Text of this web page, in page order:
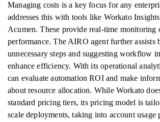
Managing costs is a key focus for any
addresses this with tools like Workato
Acumen. These provide real-time monitoring
performance. The AIRO agent further assists
unnecessary steps and suggesting workflow
enhance efficiency. With its operational
can evaluate automation ROI and make
about resource allocation. While Workato
standard pricing tiers, its pricing model is
scale deployments, taking into account usage